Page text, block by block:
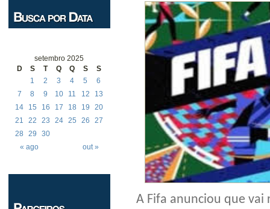
setembro 2025
D
S T Q Q S S
« ago out »
1 2 3 4 5
6
7
8 9 10 11 12
13
14
15 16 17 18 19
20
21
22 23 24 25 26
27
28
29 30
A Fifa anunciou que vai